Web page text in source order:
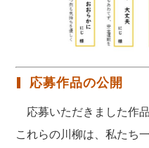
応募作品の公開
応募いただきました作
これらの川柳は、私たち